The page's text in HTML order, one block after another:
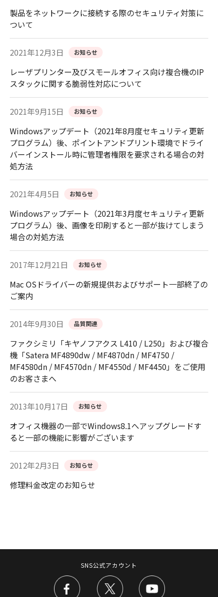
製品をネットワークに接続する際のセキュリティ対策に
ついて
2021年12月3日 お知らせ
レーザプリンター及びスモールオフィス向け複合機のIP
スタックに関する脆弱性対応について
2021年9月15日 お知らせ
Windowsアップデート（2021年8月度セキュリティ更新
プログラム）後、ポイントアンドプリント環境でドライ
バーインストール時に管理者権限を要求される場合の対
処方法
2021年4月5日 お知らせ
Windowsアップデート（2021年3月度セキュリティ更新
プログラム）後、画像を印刷すると一部が抜けてしまう
場合の対処方法
2017年12月21日 お知らせ
Mac OSドライバーの新規提供およびサポート一部終了の
ご案内
2014年9月30日 品質関連
ファクシミリ「キヤノフアクス L410 / L250」および複合
機「Satera MF4890dw / MF4870dn / MF4750 /
MF4580dn / MF4570dn / MF4550d / MF4450」をご使用
のお客さまへ
2013年10月17日 お知らせ
オフィス機器の一部でWindows8.1へアップグレードす
ると一部の機能に影響がございます
2012年2月3日 お知らせ
修理料金改定のお知らせ
SNS公式アカウント